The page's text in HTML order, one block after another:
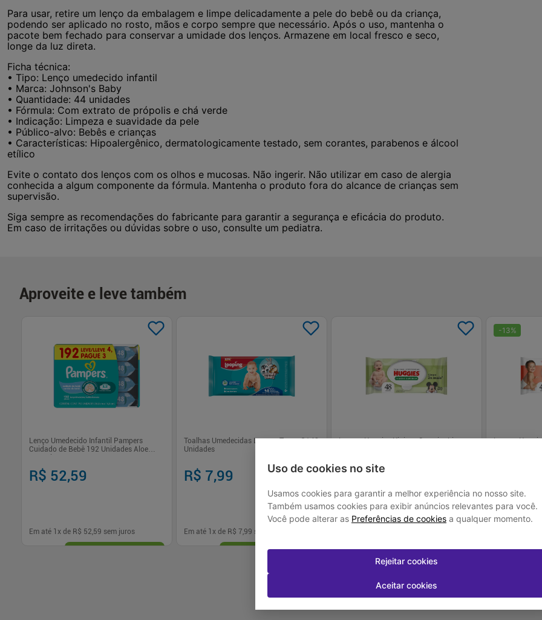
Uso de cookies no site
Usamos cookies para garantir a melhor experiência no nosso site.
Também usamos cookies para exibir anúncios relevantes para você.
Você pode alterar as Preferências de cookies a qualquer momento.
Rejeitar cookies
Aceitar cookies
Para usar, retire um lenço da embalagem e limpe delicadamente a pele do bebê ou da criança,
podendo ser aplicado no rosto, mãos e corpo sempre que necessário. Após o uso, mantenha o
pacote bem fechado para conservar a umidade dos lenços. Armazene em local fresco e seco,
longe da luz direta.
Ficha técnica:
• Tipo: Lenço umedecido infantil
• Marca: Johnson's Baby
• Quantidade: 44 unidades
• Fórmula: Com extrato de própolis e chá verde
• Indicação: Limpeza e suavidade da pele
• Público-alvo: Bebês e crianças
• Características: Hipoalergênico, dermatologicamente testado, sem corantes, parabenos e álcool
etílico
Evite o contato dos lenços com os olhos e mucosas. Não ingerir. Não utilizar em caso de alergia
conhecida a algum componente da fórmula. Mantenha o produto fora do alcance de crianças sem
supervisão.
Siga sempre as recomendações do fabricante para garantir a segurança e eficácia do produto.
Em caso de irritações ou dúvidas sobre o uso, consulte um pediatra.
Aproveite e leve também
Lenço Umedecido Infantil Pampers
Cuidado de Bebê 192 Unidades Aloe
R$ 52,59
Em até 1 x de R$ 52,59 sem juros
Toalhas Umedecidas Looney Tunes C/ 48
Unidades
R$ 7,99
Em até 1 x de R$ 7,99 sem juros
Comprar
Lenços Huggies Higiene Superior Limpam
R$ 13,76
- +
-13%
Lenços
Contra
R$
- +